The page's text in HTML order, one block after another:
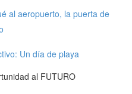
al aeropuerto, la puerta de
Un día de playa
al FUTURO